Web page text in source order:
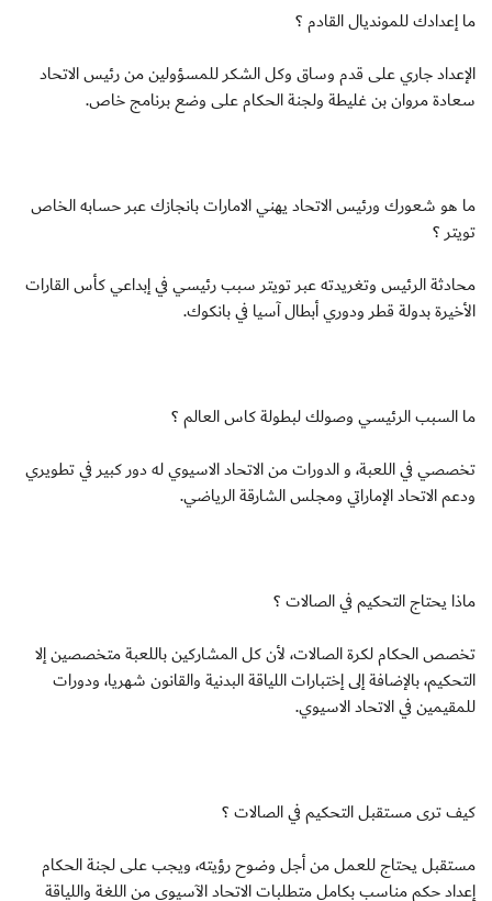
ما إعدادك للمونديال القادم ؟
الإعداد جاري على قدم وساق وكل الشكر للمسؤولين من رئيس الاتحاد
سعادة مروان بن غليطة ولجنة الحكام على وضع برنامج خاص.
ما هو شعورك ورئيس الاتحاد يهني الامارات بانجازك عبر حسابه الخاص
تويتر ؟
محادثة الرئيس وتغريدته عبر تويتر سبب رئيسي في إبداعي كأس القارات
الأخيرة بدولة قطر ودوري أبطال آسيا في بانكوك.
ما السبب الرئيسي وصولك لبطولة كاس العالم ؟
تخصصي في اللعبة، و الدورات من الاتحاد الاسيوي له دور كبير في تطويري
ودعم الاتحاد الإماراتي ومجلس الشارقة الرياضي.
ماذا يحتاج التحكيم في الصالات ؟
تخصص الحكام لكرة الصالات، لأن كل المشاركين باللعبة متخصصين إلا
التحكيم، بالإضافة إلى إختبارات اللياقة البدنية والقانون شهريا، ودورات
للمقيمين في الاتحاد الاسيوي.
كيف ترى مستقبل التحكيم في الصالات ؟
مستقبل يحتاج للعمل من أجل وضوح رؤيته، ويجب على لجنة الحكام
إعداد حكم مناسب بكامل متطلبات الاتحاد الآسيوي من اللغة واللياقة